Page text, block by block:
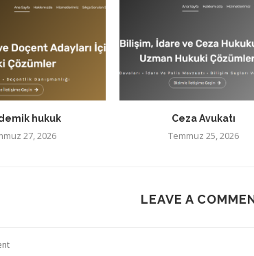
hukuk
27, 2026
Ceza Avukatı
Temmuz 25, 2026
LEAVE A